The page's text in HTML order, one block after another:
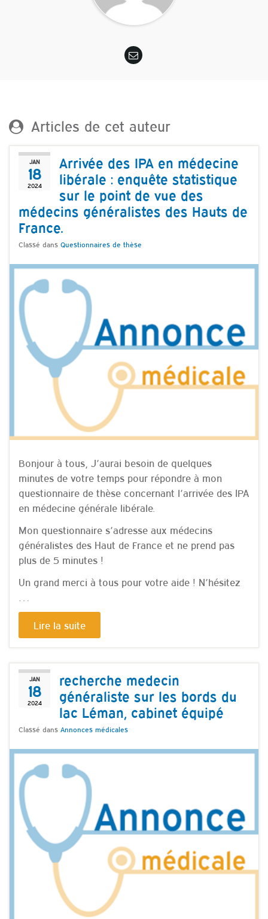
Articles de cet auteur
JAN
18
2024
Arrivée des IPA en médecine
libérale : enquête statistique
sur le point de vue des
médecins généralistes des Hauts de
France.
Classé dans Questionnaires de thèse
Bonjour à tous, J’aurai besoin de quelques
minutes de votre temps pour répondre à mon
questionnaire de thèse concernant l’arrivée des IPA
en médecine générale libérale.
Mon questionnaire s’adresse aux médecins
généralistes des Haut de France et ne prend pas
plus de 5 minutes !
Un grand merci à tous pour votre aide ! N’hésitez
Lire la suite
JAN
18
2024
recherche medecin
généraliste sur les bords du
lac Léman, cabinet équipé
Classé dans Annonces médicales